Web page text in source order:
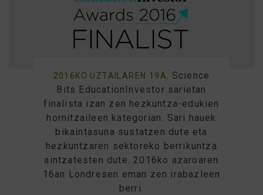
2016KO UZTAILAREN 19A. Science
Bits EducationInvestor sarietan
finalista izan zen hezkuntza-edukien
hornitzaileen kategorian. Sari hauek
bikaintasuna sustatzen dute eta
hezkuntzaren sektoreko berrikuntza
aintzatesten dute. 2016ko azaroaren
16an Londresen eman zen irabazleen
berri.